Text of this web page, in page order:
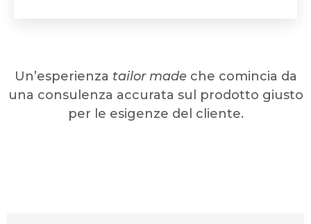
Un’esperienza tailor madeche comincia da
una consulenza accurata sul prodotto giusto
per le esigenze del cliente.